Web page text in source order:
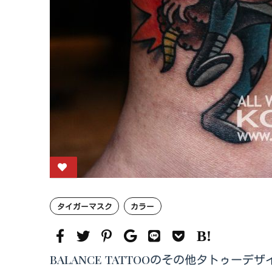
タイガーマスク カラー
BALANCE TATTOOのその他タトゥーデザ